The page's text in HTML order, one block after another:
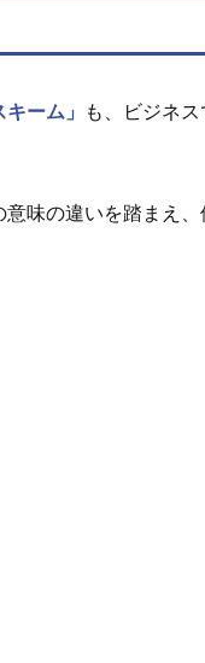
キーム」
も、ビジネ
意味の違いを踏まえ